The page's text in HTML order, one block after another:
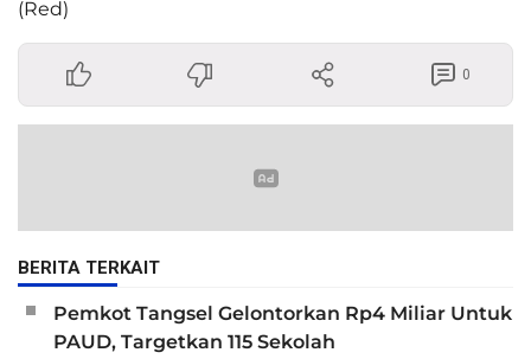
(Red)
0
BERITA TERKAIT
Pemkot Tangsel Gelontorkan Rp4 Miliar Untuk
PAUD, Targetkan 115 Sekolah